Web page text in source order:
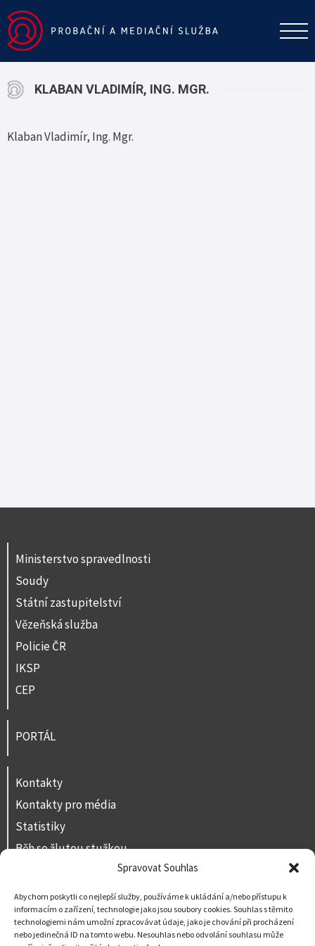
Spravovat Souhlas
Abychom poskytli co nejlepší služby, používáme k ukládání a/nebo přístupu k
informacím o zařízení, technologie jako jsou soubory cookies. Souhlas s těmito
technologiemi nám umožní zpracovávat údaje, jako je chování při procházení
nebo jedinečná ID na tomto webu. Nesouhlas nebo odvolání souhlasu může
KLABAN VLADIMÍR, ING. MGR.
Klaban Vladimír, Ing. Mgr.
Ministerstvo spravedlnosti
Soudy
Státní zastupitelství
Vězeňská služba
Policie ČR
IKSP
CEP
PORTÁL
Kontakty
Kontakty pro média
Statistiky
Běh se žlutou stužkou
Prohlášení o přístupnosti
Napište nám